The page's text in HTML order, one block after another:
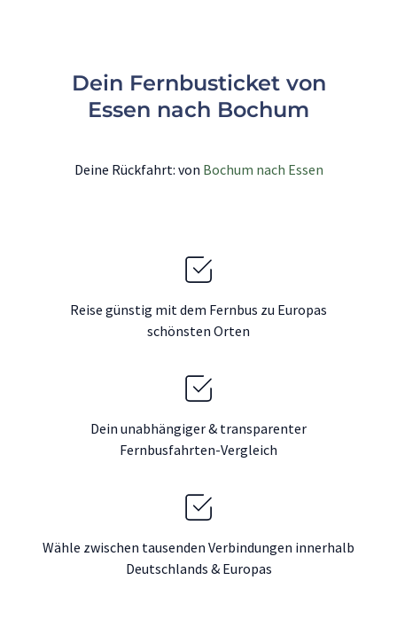
Dein Fernbusticket von
Essen nach Bochum
Deine Rückfahrt: von Bochum nach Essen
Reise günstig mit dem Fernbus zu Europas
schönsten Orten
Dein unabhängiger & transparenter
Fernbusfahrten-Vergleich
Wähle zwischen tausenden Verbindungen innerhalb
Deutschlands & Europas